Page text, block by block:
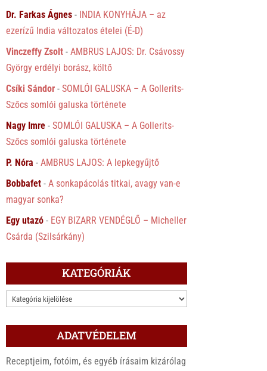
Dr. Farkas Ágnes - INDIA KONYHÁJA – az
ezerízű India változatos ételei (É-D)
Vinczeffy Zsolt -AMBRUS LAJOS: Dr. Csávossy
György erdélyi borász, költő
Csíki Sándor -SOMLÓI GALUSKA – A Gollerits-
Szőcs somlói galuska története
Nagy Imre -SOMLÓI GALUSKA – A Gollerits-
Szőcs somlói galuska története
P. Nóra -AMBRUS LAJOS: A lepkegyűjtő
Bobbafet -A sonkapácolás titkai, avagy van-e
magyar sonka?
Egy utazó - EGY BIZARR VENDÉGLŐ – Micheller
Csárda (Szilsárkány)
KATEGÓRIÁK
KATEGÓRIÁK
ADATVÉDELEM
Receptjeim, fotóim, és egyéb írásaim kizárólag